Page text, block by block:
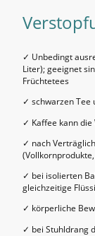
✓ Unbedingt
Liter); geeignet
Früchtetees
✓ schwarzen Tee
✓ Kaffee kann
✓ nach
✓ bei isolierten
gleichzeitige
✓ körperliche
✓ bei Stuhldrang